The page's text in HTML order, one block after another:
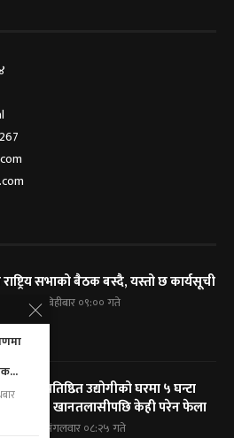
सभाको बैठक बस्दै, यस्तो छ कार्यसूची
श्रावण २१, बिहीबार ०९:०० गते
प्रतिष्ठित उद्योगीको घरमा ५ घन्टा
घेराबन्दी, खानतलासीपछि केही परेन फेला
श्रावण १९, मंगलवार ०८:२५ गते